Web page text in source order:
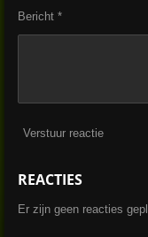
Bericht *
Verstuur reactie
REACTIES
Er zijn geen reacties